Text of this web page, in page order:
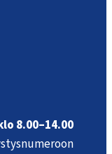
8.00–14.00